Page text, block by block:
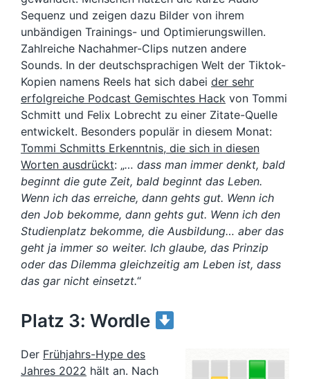
Sequenz und zeigen dazu Bilder von ihrem
unbändigen Trainings- und Optimierungswillen.
Zahlreiche Nachahmer-Clips nutzen andere
Sounds. In der deutschsprachigen Welt der Tiktok-
Kopien namens Reels hat sich dabei der sehr
erfolgreiche Podcast Gemischtes Hack von Tommi
Schmitt und Felix Lobrecht zu einer Zitate-Quelle
entwickelt. Besonders populär in diesem Monat:
Tommi Schmitts Erkenntnis, die sich in diesen
Worten ausdrückt: „… dass man immer denkt, bald
beginnt die gute Zeit, bald beginnt das Leben.
Wenn ich das erreiche, dann gehts gut. Wenn ich
den Job bekomme, dann gehts gut. Wenn ich den
Studienplatz bekomme, die Ausbildung… aber das
geht ja immer so weiter. Ich glaube, das Prinzip
oder das Dilemma gleichzeitig am Leben ist, dass
das gar nicht einsetzt.“
Platz 3: Wordle
Der Frühjahrs-Hype des
Jahres 2022 hält an. Nach